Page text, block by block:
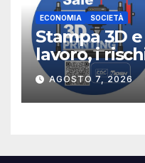
ECONOMIA SOCIETÀ
Stampa 3D
lavoro, i
NIOSH
AGOSTO 7, 2026